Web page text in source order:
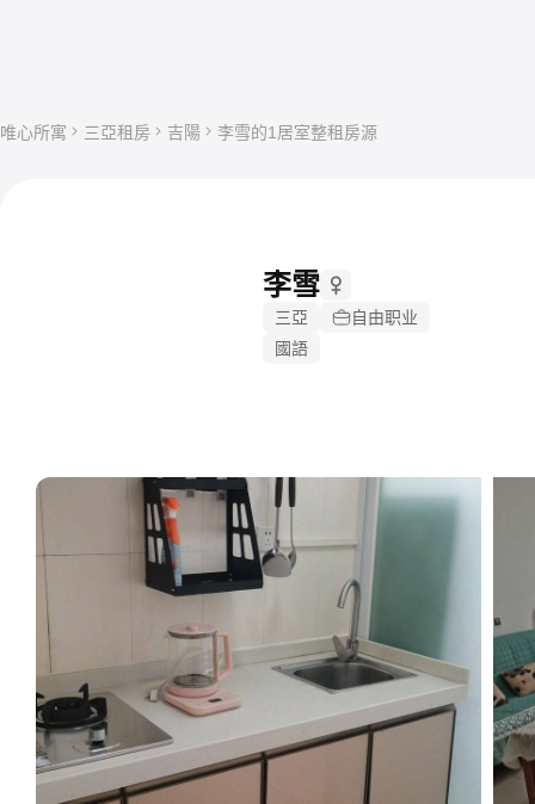
唯心所寓 三亞租房 吉陽 李雪的1居室整租房源
李雪
三亞
自由职业
國語